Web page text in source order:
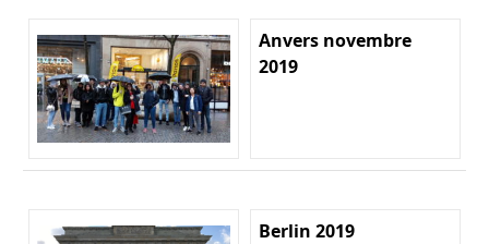
Anvers novembre
2019
Berlin 2019